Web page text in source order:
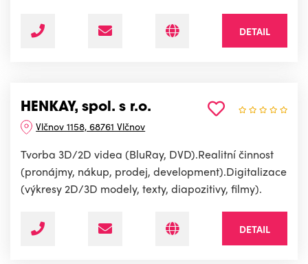
DETAIL
HENKAY, spol. s r.o.
Vlčnov 1158, 68761 Vlčnov
Tvorba 3D/2D videa (BluRay, DVD).Realitní činnost
(pronájmy, nákup, prodej, development).Digitalizace
(výkresy 2D/3D modely, texty, diapozitivy, filmy).
DETAIL